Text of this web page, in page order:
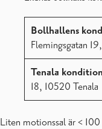
Bollhallens
Flemingsgatan
Tenala
18, 10520 Tenala
Liten motionssal är <